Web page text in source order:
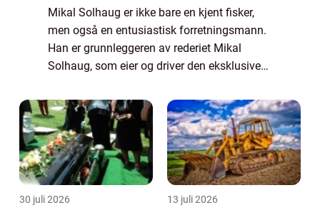
Mikal Solhaug er ikke bare en kjent fisker,
men også en entusiastisk forretningsmann.
Han er grunnleggeren av rederiet Mikal
Solhaug, som eier og driver den eksklusive
bare et transportmiddel, men en platform...
30 juli 2026 13 juli 2026